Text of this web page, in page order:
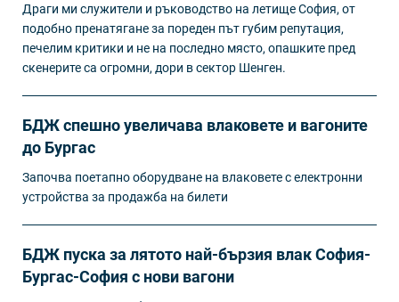
Драги ми служители и ръководство на летище София, от
подобно пренатягане за пореден път губим репутация,
печелим критики и не на последно място, опашките пред
скенерите са огромни, дори в сектор Шенген.
БДЖ спешно увеличава влаковете и вагоните
до Бургас
Започва поетапно оборудване на влаковете с електронни
устройства за продажба на билети
БДЖ пуска за лятото най-бързия влак София-
Бургас-София с нови вагони